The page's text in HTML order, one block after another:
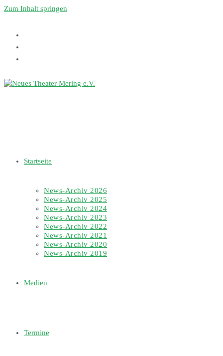
Zum Inhalt springen
Startseite
News-Archiv 2026
News-Archiv 2025
News-Archiv 2024
News-Archiv 2023
News-Archiv 2022
News-Archiv 2021
News-Archiv 2020
News-Archiv 2019
Medien
Termine